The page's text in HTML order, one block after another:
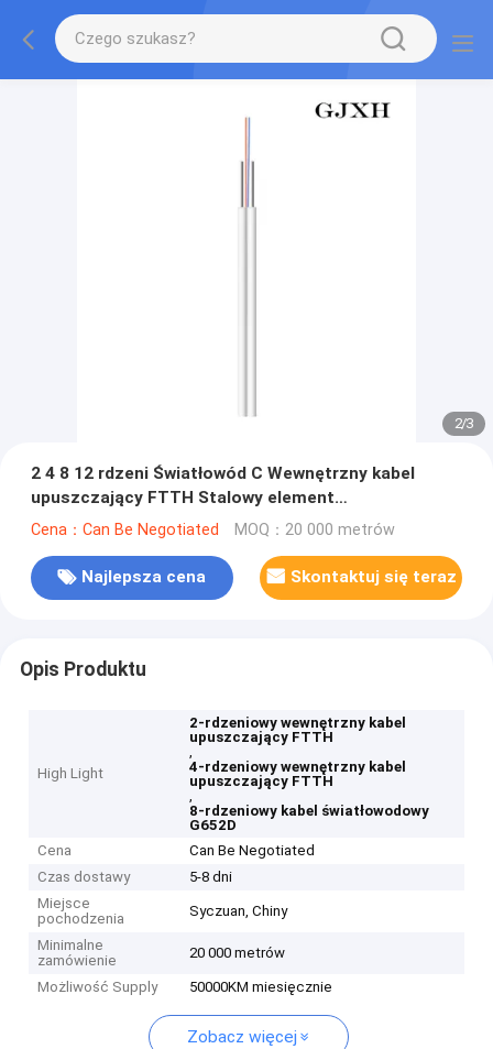
2/3
2 4 8 12 rdzeni Światłowód C Wewnętrzny kabel
upuszczający FTTH Stalowy element
wytrzymałościowy Tryb pojedynczy
Cena：Can Be Negotiated MOQ：20 000 metrów
Najlepsza cena Skontaktuj się teraz
Opis Produktu
High Light
2-rdzeniowy wewnętrzny kabel
upuszczający FTTH
,
4-rdzeniowy wewnętrzny kabel
upuszczający FTTH
,
8-rdzeniowy kabel światłowodowy
G652D
Cena
Can Be Negotiated
Czas dostawy
5-8 dni
Miejsce
pochodzenia
Syczuan, Chiny
Minimalne
zamówienie
20 000 metrów
Możliwość Supply 50000KM miesięcznie
Zobacz więcej